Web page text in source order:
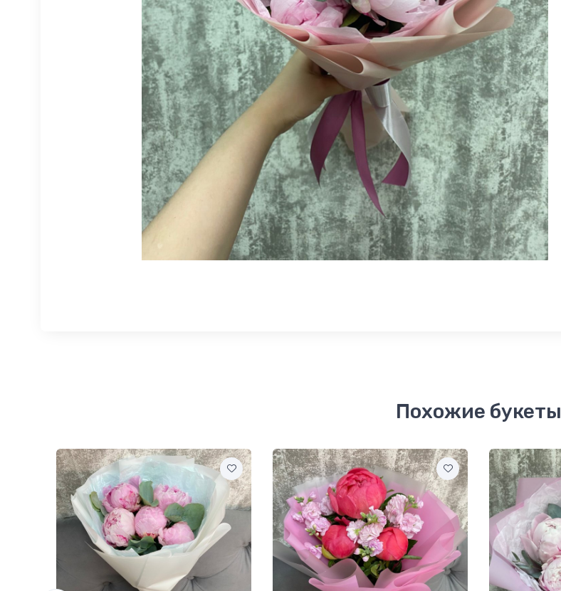
Похожие букеты